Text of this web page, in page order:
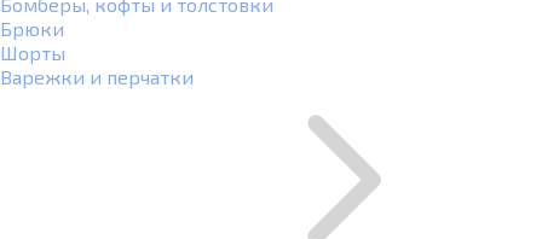
Брюки
Шорты
Варежки и перчатки